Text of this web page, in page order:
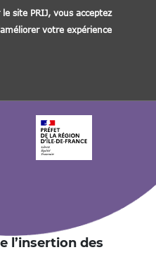
site PRIJ, vous acceptez
votre expérience
l’insertion des